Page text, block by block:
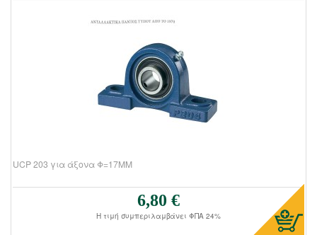
UCP 203 για άξονα Φ=17ΜΜ
6,80 €
Η τιμή συμπεριλαμβάνει ΦΠΑ 24%